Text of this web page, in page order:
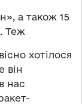
а також 15
Теж
хотілося
він
нас